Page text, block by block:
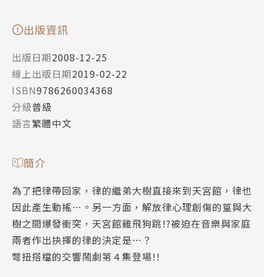
出版資訊
出版日期2008-12-25
線上出版日期2019-02-22
ISBN9786260034368
分級普級
語言繁體中文
簡介
為了把律帶回家，律的繼弟大樹直接來到天宮館，律也
因此產生動搖…。另一方面，解放律心理創傷的篁與大
樹之間爆發衝突，天宮館雞飛狗跳!?被迫在音樂與家庭
兩者作出抉擇的律的決定是…？
彆扭搭檔的交響鬧劇第４集登場!!